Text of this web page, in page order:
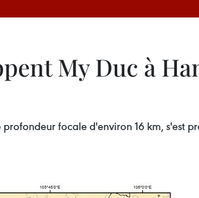
My Duc à
focale d'environ 16 km, s'est